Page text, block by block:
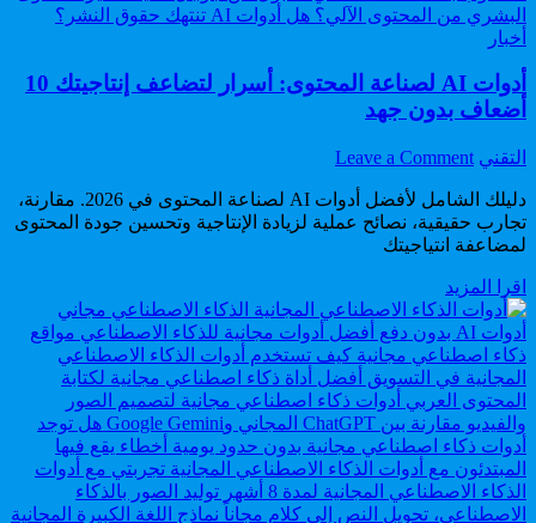
Posted
أخبار
أدوات AI لصناعة المحتوى: أسرار لتضاعف إنتاجيتك 10
أضعاف بدون جهد
Author:
التقني Leave a Comment
on
AI
لصناعة
إنتاجيتك
10
أضعاف
بدون
جهد
دليلك الشامل لأفضل أدوات AI لصناعة المحتوى في 2026. مقارنة،
تجارب حقيقية، نصائح عملية لزيادة الإنتاجية وتحسين جودة المحتوى
لمضاعفة انتياجيتك
اقرا المزيد
AI
لصناعة
المحتوى:
أسرار
لتضاعف
إنتاجيتك
10
أضعاف
بدون
جهد